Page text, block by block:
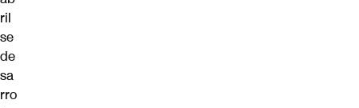
ril
se
de
sa
rro